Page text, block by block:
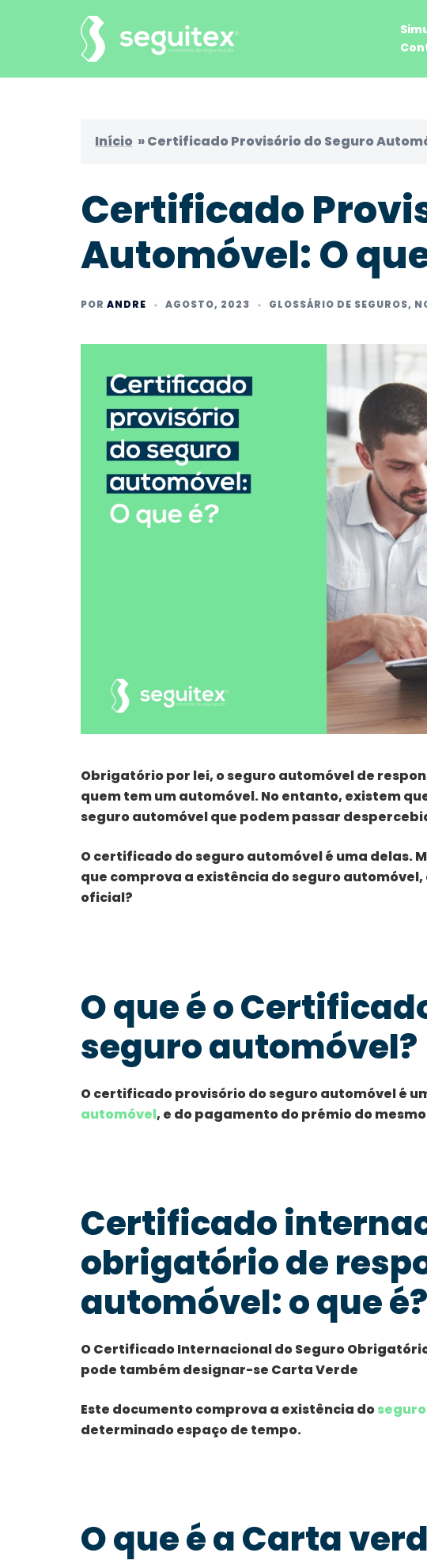
Início »Certificado Provisório do Seguro
Certificado
Automóvel: O
POR ANDRE AGOSTO, 2023 GLOSSÁRIO DE SEGUROS,
Obrigatório por lei, o seguro automóvel de
quem tem um automóvel. No entanto, existem
seguro automóvel que podem passar
O certificado do seguro automóvel é uma delas.
que comprova a existência do seguro
oficial?
O que é o
seguro automóvel?
O certificado provisório do seguro automóvel é
automóvel, e do pagamento do prémio do
Certificado
obrigatório de
automóvel: o que é?
O Certificado Internacional do Seguro
pode também designar-se Carta Verde
Este documento comprova a existência do
determinado espaço de tempo.
O que é a Carta